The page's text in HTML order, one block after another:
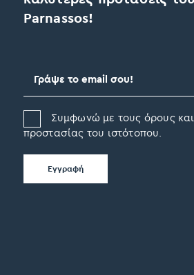
Parnassos!
Συμφωνώ με τους όρους και
προστασίας του ιστότοπου.